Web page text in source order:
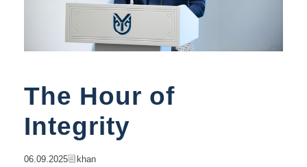
The Hour of
Integrity
06.09.2025 Khan